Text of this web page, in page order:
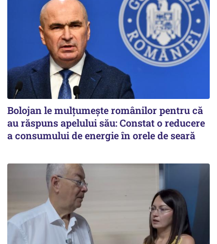
Bolojan le mulțumește românilor pentru că
au răspuns apelului său: Constat o reducere
a consumului de energie în orele de seară